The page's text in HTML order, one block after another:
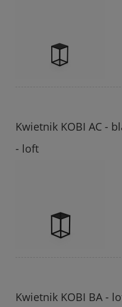
Kwietnik KOBI AC -
- loft
Kwietnik KOBI BA -